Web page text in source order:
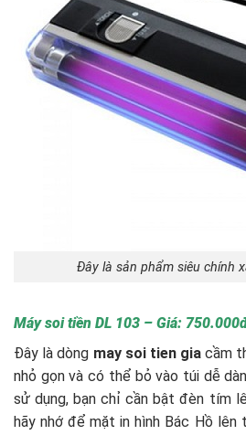
Đây là sản phẩm siêu chính
Máy soi tiền DL 103 – Giá:
Đây là dòng may soi tien gia cầm
nhỏ gọn và có thể bỏ vào túi dễ
sử dụng, bạn chỉ cần bật đèn tím
hãy nhớ để mặt in hình Bác Hồ lên